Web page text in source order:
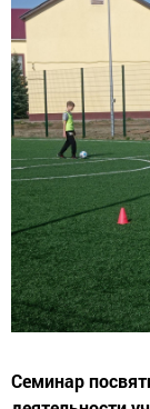
Семинар